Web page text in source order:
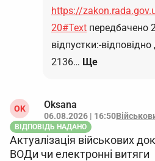
https://
20#Text передбачено
відпустки:-
2136… Ще
OK Oksana
06.08.2026 | 16:50
ВІДПОВІДЬ НАДАНО
Актуалізація військових
ВОДи чи електронні витяги